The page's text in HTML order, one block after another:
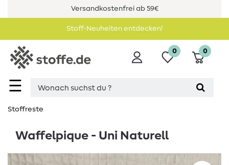
Versandkostenfrei ab 59€
Stoff-Neuheiten entdecken!
☰
0 0
Stoffreste
Waffelpique - Uni Naturell